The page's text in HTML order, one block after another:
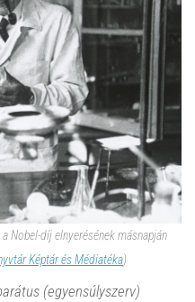
Nobel-díj elnyerésének másnapján
Képtár és Médiatéka)
(egyensúlyszerv)